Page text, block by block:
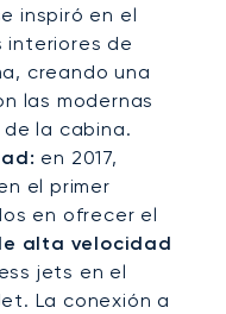
inspiró en el
interiores de
creando una
las modernas
la cabina.
en 2017,
el primer
en ofrecer el
alta velocidad
jets en el
La conexión a